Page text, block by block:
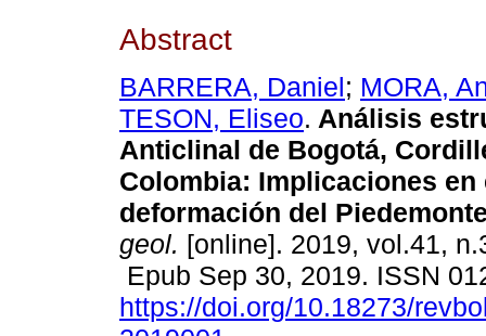
Abstract
BARRERA, Daniel; MORA,
TESON, Eliseo. Análisis
Anticlinal de Bogotá,
Colombia: Implicaciones en
deformación del
geol. [online]. 2019, vol.41,
Epub Sep 30, 2019. ISSN
https://doi.org/10.18273/